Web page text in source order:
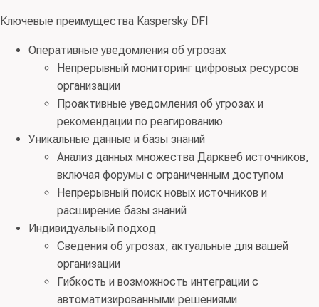
Ключевые преимущества Kaspersky DFI
Оперативные уведомления об угрозах
Непрерывный мониторинг цифровых ресурсов
организации
Проактивные уведомления об угрозах и
рекомендации по реагированию
Уникальные данные и базы знаний
Анализ данных множества Дарквеб источников,
включая форумы с ограниченным доступом
Непрерывный поиск новых источников и
расширение базы знаний
Индивидуальный подход
Сведения об угрозах, актуальные для вашей
организации
Гибкость и возможность интеграции с
автоматизированными решениями